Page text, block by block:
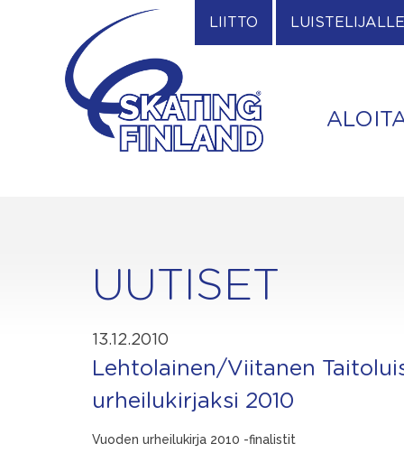
LIITTO LUISTELIJALLE
UUTISET
13.12.2010
Lehtolainen/Viitanen
urheilukirjaksi 2010
Vuoden urheilukirja 2010 -finalistit